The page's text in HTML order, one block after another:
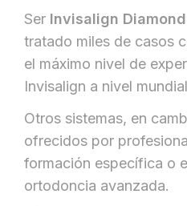
Ser Invisalign
tratado miles de casos
el máximo nivel de
Invisalign a nivel
Otros sistemas, en
ofrecidos por
formación específica o
ortodoncia avanzada.